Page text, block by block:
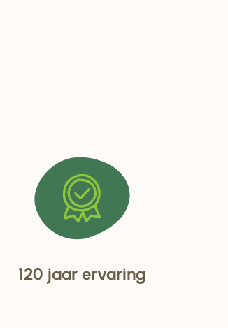
120 jaar ervaring